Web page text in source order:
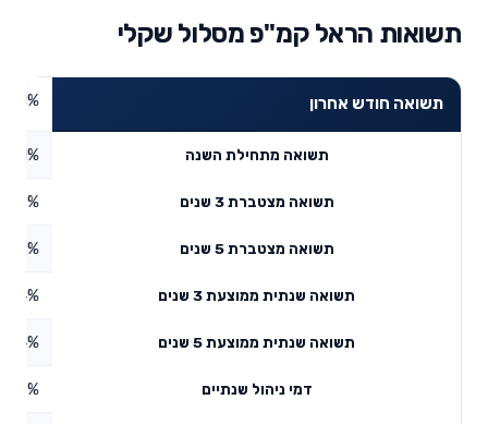
תשואות הראל קמ"פ מסלול שקלי
תשואה חודש אחרון 1.01%
תשואה מתחילת השנה 0.91%
תשואה מצטברת 3 שנים
תשואה מצטברת 5 שנים
תשואה שנתית ממוצעת 3 שנים
תשואה שנתית ממוצעת 5 שנים
דמי ניהול שנתיים